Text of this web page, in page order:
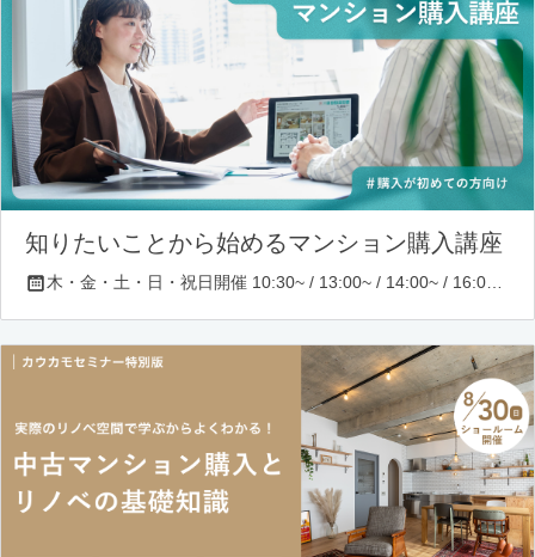
知りたいことから始めるマンション購入講座
木・金・土・日・祝日開催 10:30~ / 13:00~ / 14:00~ / 16:00~ / 17:00~/ 18:30~/ 19:30~